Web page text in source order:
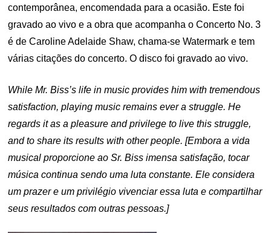
contemporânea, encomendada para a ocasião. Este foi
gravado ao vivo e a obra que acompanha o Concerto No. 3
é de Caroline Adelaide Shaw, chama-se Watermark e tem
várias citações do concerto. O disco foi gravado ao vivo.
While Mr. Biss’s life in music provides him with tremendous
satisfaction, playing music remains ever a struggle. He
regards it as a pleasure and privilege to live this struggle,
and to share its results with other people. [Embora a vida
musical proporcione ao Sr. Biss imensa satisfação, tocar
música continua sendo uma luta constante. Ele considera
um prazer e um privilégio vivenciar essa luta e compartilhar
seus resultados com outras pessoas.]